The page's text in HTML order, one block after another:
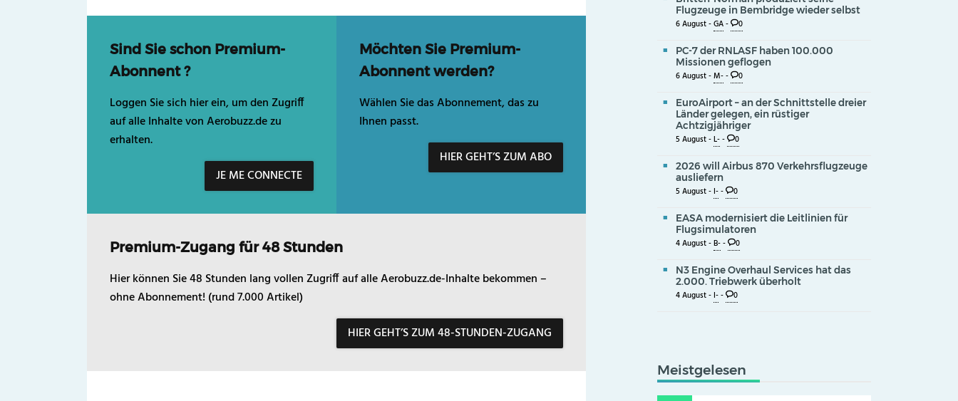
Sind Sie schon Premium-
Abonnent ?
Loggen Sie sich hier ein, um den Zugriff
auf alle Inhalte von Aerobuzz.de zu
erhalten.
JE ME CONNECTE
Möchten Sie Premium-
Abonnent werden?
Wählen Sie das Abonnement, das zu
Ihnen passt.
HIER GEHT’S ZUM ABO
Premium-Zugang für 48 Stunden
Hier können Sie 48 Stunden lang vollen Zugriff auf alle Aerobuzz.de-Inhalte bekommen –
ohne Abonnement! (rund 7.000 Artikel)
HIER GEHT’S ZUM 48-STUNDEN-ZUGANG
Flugzeuge in Bembridge wieder selbst
6 August -GA- 0
PC-7 der RNLASF haben 100.000
Missionen geflogen
6 August -M-- 0
EuroAirport – an der Schnittstelle dreier
Länder gelegen, ein rüstiger
Achtzigjähriger
5 August -L-- 0
2026 will Airbus 870 Verkehrsflugzeuge
ausliefern
5 August -I-- 0
EASA modernisiert die Leitlinien für
Flugsimulatoren
4 August -B-- 0
N3 Engine Overhaul Services hat das
2.000. Triebwerk überholt
4 August -I-- 0
Meistgelesen